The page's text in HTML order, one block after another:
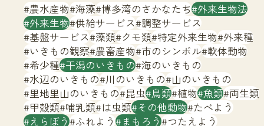
文字サイズ 小 中 大
生物多様性ふくおかウェブセンターとは
サイトマップ
農水産物 海藻 博多湾のさかなたち 外来生物法
外来生物 供給サービス 調整サービス
基盤サービス 藻類 クモ類 特定外来生物 外来種
いきもの観察 農畜産物 市のシンボル 軟体動物
希少種 干潟のいきもの 海のいきもの
水辺のいきもの 川のいきもの 山のいきもの
里地里山のいきもの 昆虫 鳥類 植物 魚類 両生類
甲殻類 哺乳類 は虫類 その他動物 たべよう
えらぼう ふれよう まもろう つたえよう